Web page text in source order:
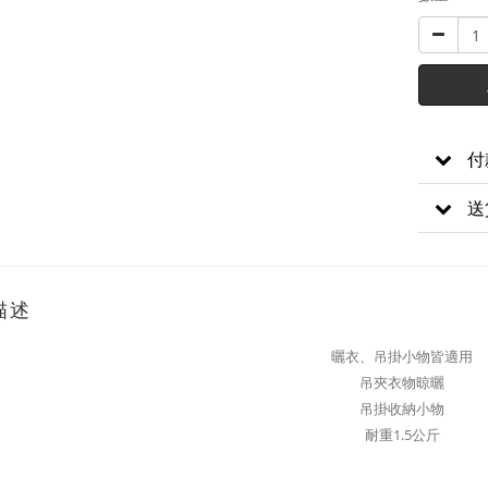
述
曬衣、吊掛小物皆適用
吊夾衣物晾曬
吊掛收納小物
耐重1.5公斤